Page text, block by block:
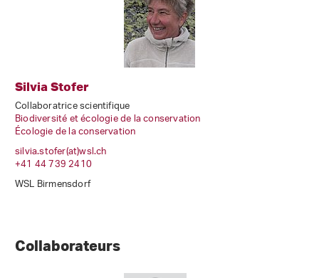
Silvia Stofer
Collaboratrice scientifique
Biodiversité et écologie de la conservation
Écologie de la conservation
silvia.stofer(at)wsl.ch
+41 44 739 2410
WSL Birmensdorf
Collaborateurs